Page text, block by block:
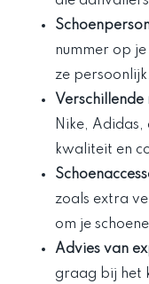
nummer op
ze
Verschillende
Nike, Adidas,
kwaliteit en
zoals extra
om je
Advies van
graag bij het